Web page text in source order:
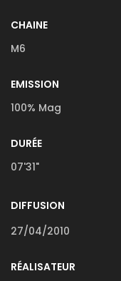
CHAINE
M6
EMISSION
100% Mag
DURÉE
07'31"
DIFFUSION
27/04/2010
RÉALISATEUR